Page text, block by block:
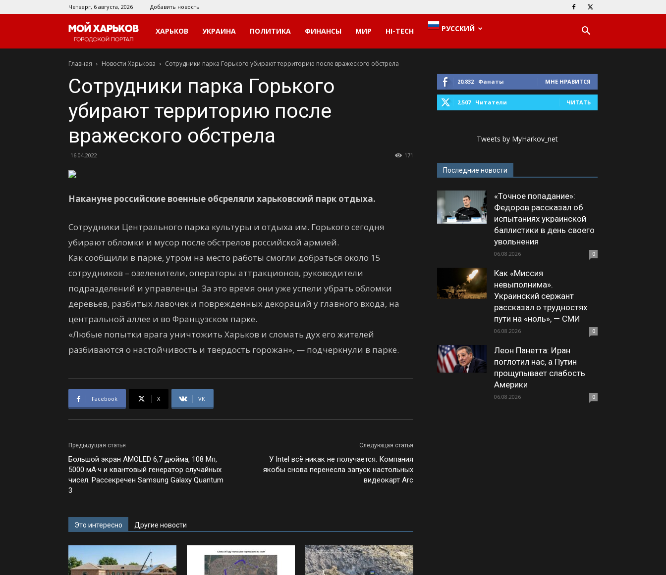
Четверг, 6 августа, 2026 Добавить новость
Мой
Харьков
ХАРЬКОВ УКРАИНА ПОЛИТИКА ФИНАНСЫ МИР HI-TECH РУССКИЙ
Главная Новости Харькова Сотрудники парка Горького убирают территорию после вражеского обстрела
Сотрудники парка Горького
убирают территорию после
вражеского обстрела
16.04.2022 171
Накануне российские военные обсреляли харьковский парк отдыха.
Сотрудники Центрального парка культуры и отдыха им. Горького сегодня
убирают обломки и мусор после обстрелов российской армией.
Как сообщили в парке, утром на место работы смогли добраться около 15
сотрудников – озеленители, операторы аттракционов, руководители
подразделений и управленцы. За это время они уже успели убрать обломки
деревьев, разбитых лавочек и поврежденных декораций у главного входа, на
центральной аллее и во Французском парке.
«Любые попытки врага уничтожить Харьков и сломать дух его жителей
разбиваются о настойчивость и твердость горожан», — подчеркнули в парке.
Facebook X VK
Предыдущая статья
Большой экран AMOLED 6,7 дюйма, 108 Мп,
5000 мА·ч и квантовый генератор случайных
чисел. Рассекречен Samsung Galaxy Quantum
3
Следующая статья
У Intel всё никак не получается. Компания
якобы снова перенесла запуск настольных
видеокарт Arc
Это интересно Другие новости
20,832 Фанаты МНЕ НРАВИТСЯ
2,507 Читатели ЧИТАТЬ
Tweets by MyHarkov_net
Последние новости
«Точное попадание»:
Федоров рассказал об
испытаниях украинской
баллистики в день своего
увольнения
06.08.2026 0
Как «Миссия
невыполнима».
Украинский сержант
рассказал о трудностях
пути на «ноль», — СМИ
06.08.2026 0
Леон Панетта: Иран
поглотил нас, а Путин
прощупывает слабость
Америки
06.08.2026 0